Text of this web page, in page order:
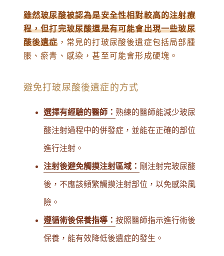
雖然玻尿酸被認為是安全性相對較高的注射療
程，但打完玻尿酸還是有可能會出現一些玻尿
酸後遺症，常見的打玻尿酸後遺症包括局部腫
脹、瘀青、感染，甚至可能會形成硬塊。
避免打玻尿酸後遺症的方式
選擇有經驗的醫師： 熟練的醫師能減少玻尿
酸注射過程中的併發症，並能在正確的部位
進行注射。
注射後避免觸摸注射區域： 剛注射完玻尿酸
後，不應該頻繁觸摸注射部位，以免感染風
險。
遵循術後保養指導： 按照醫師指示進行術後
保養，能有效降低後遺症的發生。